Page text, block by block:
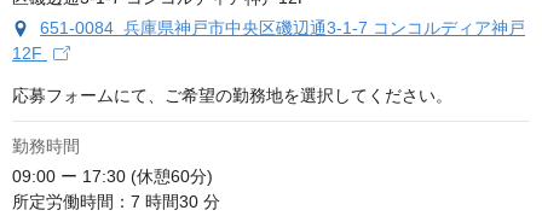
651-0084 兵庫県神戸市中央区磯辺通3-1-7 コンコルディア神戸
12F
応募フォームにて、ご希望の勤務地を選択してください。
勤務時間
09:00 ー 17:30 (休憩60分)
所定労働時間：7 時間30 分